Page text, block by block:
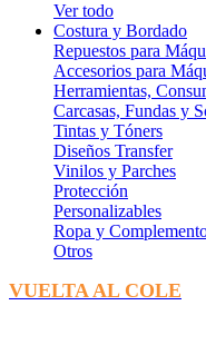
Ver todo
Costura y Bordado
Repuestos para
Accesorios para
Herramientas,
Carcasas, Fundas y
Tintas y Tóners
Diseños Transfer
Vinilos y Parches
Protección
Personalizables
Ropa y
Otros
VUELTA AL COLE